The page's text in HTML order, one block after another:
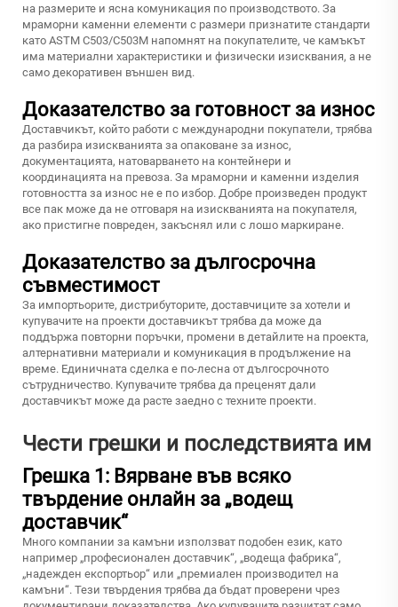
на размерите и ясна комуникация по производството. За
мраморни каменни елементи с размери признатите стандарти
като ASTM C503/C503M напомнят на покупателите, че камъкът
има материални характеристики и физически изисквания, а не
само декоративен външен вид.
Доказателство за готовност за износ
Доставчикът, който работи с международни покупатели, трябва
да разбира изискванията за опаковане за износ,
документацията, натоварването на контейнери и
координацията на превоза. За мраморни и каменни изделия
готовността за износ не е по избор. Добре произведен продукт
все пак може да не отговаря на изискванията на покупателя,
ако пристигне повреден, закъснял или с лошо маркиране.
Доказателство за дългосрочна
съвместимост
За импортьорите, дистрибуторите, доставчиците за хотели и
купувачите на проекти доставчикът трябва да може да
поддържа повторни поръчки, промени в детайлите на проекта,
алтернативни материали и комуникация в продължение на
време. Единичната сделка е по-лесна от дългосрочното
сътрудничество. Купувачите трябва да преценят дали
доставчикът може да расте заедно с техните проекти.
Чести грешки и последствията им
Грешка 1: Вярване във всяко
твърдение онлайн за „водещ
доставчик“
Много компании за камъни използват подобен език, като
например „професионален доставчик“, „водеща фабрика“,
„надежден експортьор“ или „премиален производител на
камъни“. Тези твърдения трябва да бъдат проверени чрез